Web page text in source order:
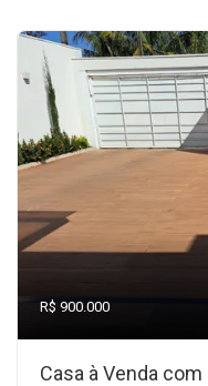
R$ 900.000
Casa à Venda